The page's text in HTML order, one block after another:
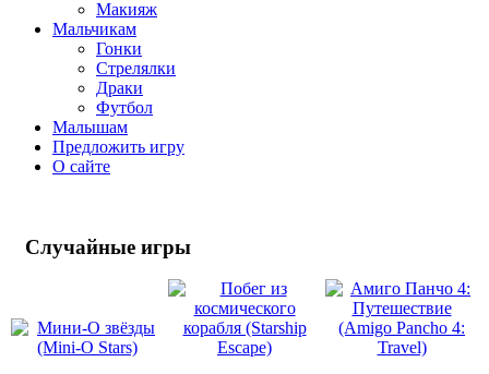
Макияж
Мальчикам
Гонки
Стрелялки
Драки
Футбол
Малышам
Предложить игру
О сайте
Случайные игры